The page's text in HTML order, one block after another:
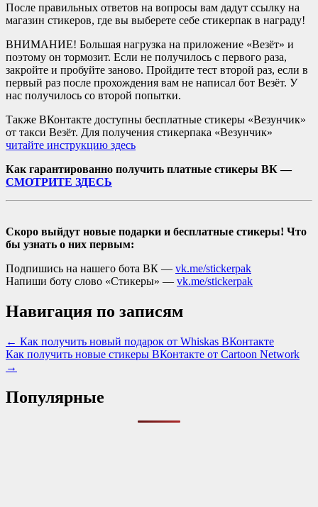
После правильных ответов на вопросы вам дадут ссылку на
магазин стикеров, где вы выберете себе стикерпак в награду!
ВНИМАНИЕ! Большая нагрузка на приложение «Везёт» и
поэтому он тормозит. Если не получилось с первого раза,
закройте и пробуйте заново. Пройдите тест второй раз, если в
первый раз после прохождения вам не написал бот Везёт. У
нас получилось со второй попытки.
Также ВКонтакте доступны бесплатные стикеры «Везунчик»
от такси Везёт. Для получения стикерпака «Везунчик»
читайте инструкцию здесь
Как гарантированно получить платные стикеры ВК —
СМОТРИТЕ ЗДЕСЬ
Скоро выйдут новые подарки и бесплатные стикеры! Что
бы узнать о них первым:
Подпишись на нашего бота ВК — vk.me/stickerpak
Напиши боту слово «Стикеры» — vk.me/stickerpak
Навигация по записям
← Как получить новый подарок от Whiskas ВКонтакте
Как получить новые стикеры ВКонтакте от Cartoon Network
→
Популярные